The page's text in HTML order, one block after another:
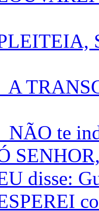
A
NÃO te
disse: